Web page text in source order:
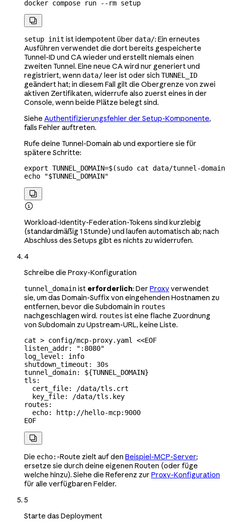
docker compose run --rm setup

setup init ist idempotent über data/: Ein erneutes
Ausführen verwendet die dort bereits gespeicherte
Tunnel-ID und CA wieder und erstellt niemals einen
zweiten Tunnel. Eine neue CA wird nur generiert und
registriert, wenn data/ leer ist oder sich TUNNEL_ID
geändert hat; in diesem Fall gilt die Obergrenze von zwei
aktiven Zertifikaten, widerrufe also zuerst eines in der
Console, wenn beide Plätze belegt sind.
Siehe Authentifizierungsfehler der Setup-Komponente,
falls Fehler auftreten.
Rufe deine Tunnel-Domain ab und exportiere sie für
spätere Schritte:
export TUNNEL_DOMAIN=$(sudo cat data/tunnel-domain
echo "$TUNNEL_DOMAIN"


Workload-Identity-Federation-Tokens sind kurzlebig
(standardmäßig 1 Stunde) und laufen automatisch ab; nach
Abschluss des Setups gibt es nichts zu widerrufen.
4
Schreibe die Proxy-Konfiguration
tunnel_domainist erforderlich: Der Proxyverwendet
sie, um das Domain-Suffix von eingehenden Hostnamen zu
entfernen, bevor die Subdomain in routes
nachgeschlagen wird. routes ist eine flache Zuordnung
von Subdomain zu Upstream-URL, keine Liste.
cat > config/mcp-proxy.yaml <<EOF
listen_addr: ":8080"
log_level: info
shutdown_timeout: 30s
tunnel_domain: ${TUNNEL_DOMAIN}
tls:
  cert_file: /data/tls.crt
  key_file: /data/tls.key
routes:
  echo: http://hello-mcp:9000
EOF

Die echo: -Route zielt auf den Beispiel-MCP-Server;
ersetze sie durch deine eigenen Routen (oder füge
welche hinzu). Siehe die Referenz zur Proxy-Konfiguration
für alle verfügbaren Felder.
5
Starte das Deployment